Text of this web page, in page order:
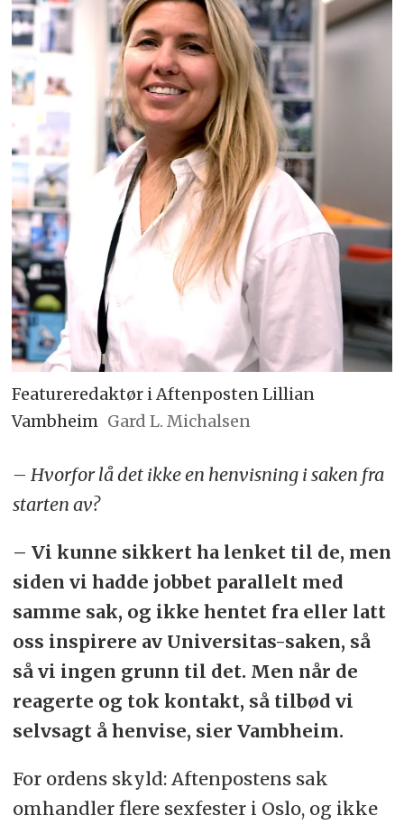
Featureredaktør i Aftenposten Lillian
Vambheim Gard L. Michalsen
– Hvorfor lå det ikke en henvisning i saken fra
starten av?
– Vi kunne sikkert ha lenket til de, men
siden vi hadde jobbet parallelt med
samme sak, og ikke hentet fra eller latt
oss inspirere av Universitas-saken, så
så vi ingen grunn til det. Men når de
reagerte og tok kontakt, så tilbød vi
selvsagt å henvise, sier Vambheim.
For ordens skyld: Aftenpostens sak
omhandler flere sexfester i Oslo, og ikke